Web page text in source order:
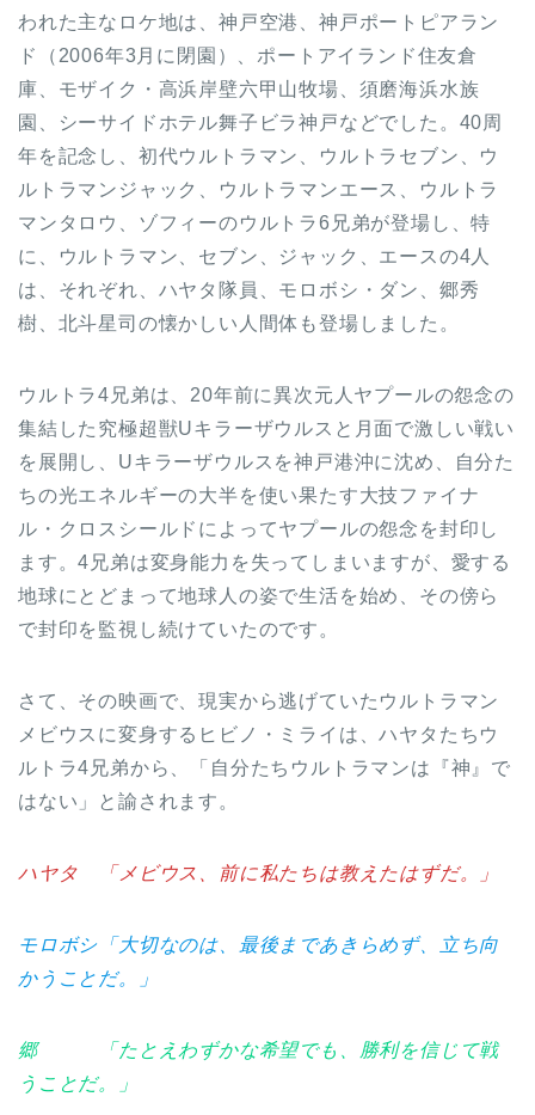
われた主なロケ地は、神戸空港、神戸ポートピアラン
ド（2006年3月に閉園）、ポートアイランド住友倉
庫、モザイク・高浜岸壁六甲山牧場、須磨海浜水族
園、シーサイドホテル舞子ビラ神戸などでした。40周
年を記念し、初代ウルトラマン、ウルトラセブン、ウ
ルトラマンジャック、ウルトラマンエース、ウルトラ
マンタロウ、ゾフィーのウルトラ6兄弟が登場し、特
に、ウルトラマン、セブン、ジャック、エースの4人
は、それぞれ、ハヤタ隊員、モロボシ・ダン、郷秀
樹、北斗星司の懐かしい人間体も登場しました。
ウルトラ4兄弟は、20年前に異次元人ヤプールの怨念の
集結した究極超獣Uキラーザウルスと月面で激しい戦い
を展開し、Uキラーザウルスを神戸港沖に沈め、自分た
ちの光エネルギーの大半を使い果たす大技ファイナ
ル・クロスシールドによってヤプールの怨念を封印し
ます。4兄弟は変身能力を失ってしまいますが、愛する
地球にとどまって地球人の姿で生活を始め、その傍ら
で封印を監視し続けていたのです。
さて、その映画で、現実から逃げていたウルトラマン
メビウスに変身するヒビノ・ミライは、ハヤタたちウ
ルトラ4兄弟から、「自分たちウルトラマンは『神』で
はない」と諭されます。
ハヤタ 「メビウス、前に私たちは教えたはずだ。」
モロボシ「大切なのは、最後まであきらめず、立ち向
かうことだ。」
郷 「たとえわずかな希望でも、勝利を信じて戦
うことだ。」